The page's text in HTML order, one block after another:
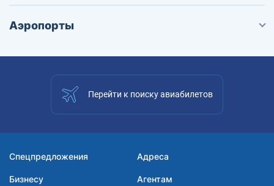
Аэропорты
Перейти к поиску авиабилетов
Спецпредложения Адреса
Бизнесу Агентам